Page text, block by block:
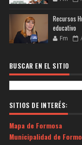
Recursos
educativo
Fm
BUSCAR EN EL SITIO
SITIOS DE INTERÉS:
Mapa de Formosa
Municipalidad de